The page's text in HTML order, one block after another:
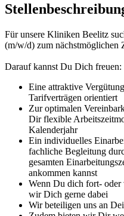
Für unsere Kliniken Beelitz
(m/w/d) zum nächstmöglichen
Darauf kannst Du Dich freuen:
Eine attraktive
Tarifverträgen orientiert
Zur optimalen
Dir flexible
Kalenderjahr
Ein individuelles
fachliche Begleitung
gesamten
ankommen kannst
Wenn Du dich fort- oder
wir Dich gerne dabei
Wir beteiligen uns an